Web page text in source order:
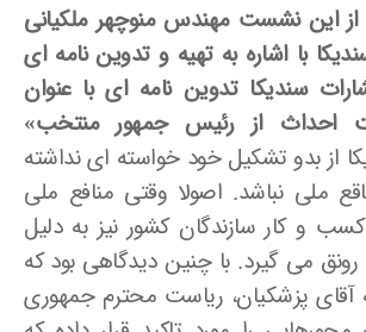
این نشست مهندس منوچهر ملکیانی
با اشاره به تهیه و تدوین نامه­ ای
سندیکا تدوین نامهای با عنوان
احداث از رئیس جمهور منتخب»
از بدو تشکیل خود خواسته ای نداشته
ملی نباشد. اصولا وقتی منافع ملی
و کار سازندگان کشور نیز به دلیل
می­ گیرد. با چنین دیدگاهی بود که
آقای پزشکیان، ریاست محترم جمهوری